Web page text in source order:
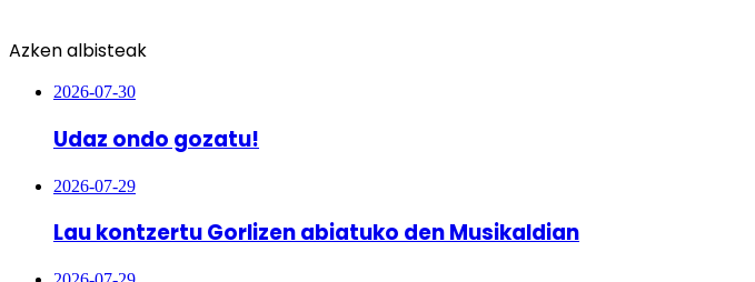
Azken albisteak
2026-07-30
Udaz ondo gozatu!
2026-07-29
Lau kontzertu Gorlizen abiatuko den Musikaldian